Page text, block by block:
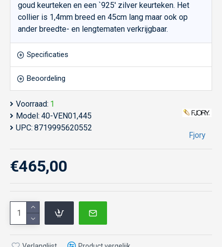
goud keurteken en een `925' zilver keurteken. Het
collier is 1,4mm breed en 45cm lang maar ook op
ander breedte- en lengtematen verkrijgbaar.
Specificaties
Beoordeling
Voorraad: 1
Model: 40-VEN01,445
UPC: 8719995620552
Fjory
€465,00